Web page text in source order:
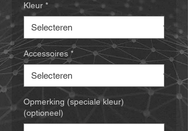
Kleur *
Accessoires *
Opmerking (speciale kleur)
(optioneel)